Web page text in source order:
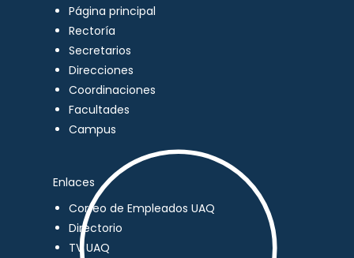
Página principal
Rectoría
Secretarios
Direcciones
Coordinaciones
Facultades
Campus
Enlaces
Correo de Empleados UAQ
Directorio
TV UAQ